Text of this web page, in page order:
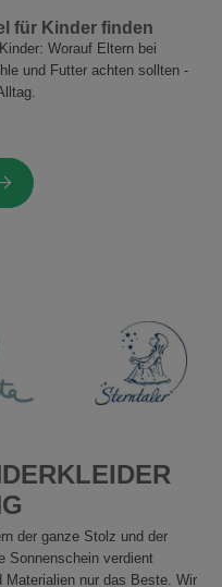
für Kinder finden
Worauf Eltern bei
und Futter achten sollten -
der ganze Stolz und der
Sonnenschein verdient
Materialien nur das Beste. Wir